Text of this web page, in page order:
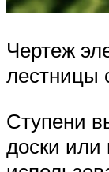
Чертеж
лестницы
Ступени
доски